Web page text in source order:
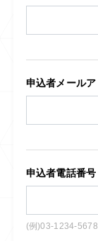
申込者メールア
申込者電話番号
(例)03-1234-5678